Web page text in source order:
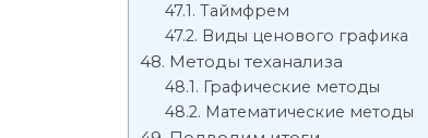
Таймфрем
Виды ценового графика
Методы теханализа
Графические методы
Математические методы